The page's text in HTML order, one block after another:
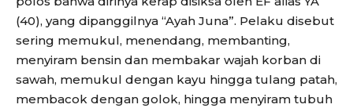
(40), yang dipanggilnya “Ayah Juna”. Pelaku disebut
sering memukul, menendang, membanting,
menyiram bensin dan membakar wajah korban di
sawah, memukul dengan kayu hingga tulang patah,
membacok dengan golok, hingga menyiram tubuh